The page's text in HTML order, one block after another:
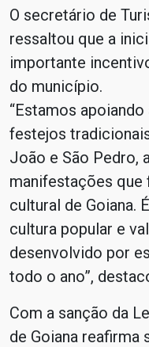
O secretário de
ressaltou que a
importante
do município.
“Estamos
festejos
João e São Pedro,
manifestações que
cultural de Goiana.
cultura popular e
desenvolvido por
todo o ano”,
Com a sanção da
de Goiana